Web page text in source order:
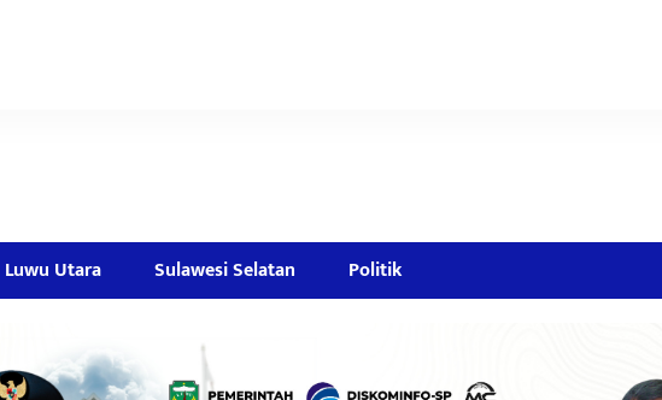
Luwu Utara Sulawesi Selatan Politik